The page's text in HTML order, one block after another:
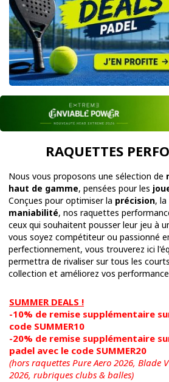
RAQUETTES
Nous vous proposons une sélection de
haut de gamme, pensées pour les
Conçues pour optimiser la précision, la
maniabilité, nos raquettes
ceux qui souhaitent pousser leur jeu à
vous soyez compétiteur ou passionné
perfectionnement, vous trouverez ici
permettra de rivaliser sur tous les
collection et améliorez vos
SUMMER DEALS !
-10% de remise supplémentaire
code SUMMER10
-20% de remise supplémentaire
padel avec le code SUMMER20
(hors raquettes Pure Aero 2026, Blade
2026, rubriques clubs & balles)